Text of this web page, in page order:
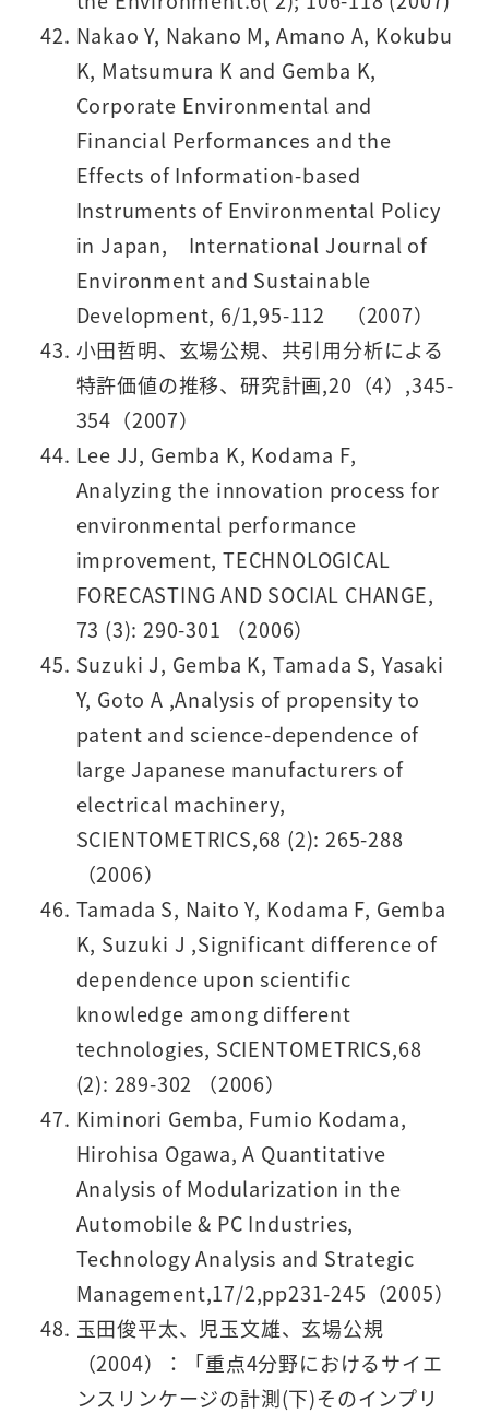
Nakao Y, Nakano M, Amano A, Kokubu
K, Matsumura K and Gemba K,
Corporate Environmental and
Financial Performances and the
Effects of Information-based
Instruments of Environmental Policy
in Japan, International Journal of
Environment and Sustainable
Development, 6/1,95-112 （2007）
小田哲明、玄場公規、共引用分析による
特許価値の推移、研究計画,20（4）,345-
354（2007）
Lee JJ, Gemba K, Kodama F,
Analyzing the innovation process for
environmental performance
improvement, TECHNOLOGICAL
FORECASTING AND SOCIAL CHANGE,
73 (3): 290-301 （2006）
Suzuki J, Gemba K, Tamada S, Yasaki
Y, Goto A ,Analysis of propensity to
patent and science-dependence of
large Japanese manufacturers of
electrical machinery,
SCIENTOMETRICS,68 (2): 265-288
（2006）
Tamada S, Naito Y, Kodama F, Gemba
K, Suzuki J ,Significant difference of
dependence upon scientific
knowledge among different
technologies, SCIENTOMETRICS,68
(2): 289-302 （2006）
Kiminori Gemba, Fumio Kodama,
Hirohisa Ogawa, A Quantitative
Analysis of Modularization in the
Automobile & PC Industries,
Technology Analysis and Strategic
Management,17/2,pp231-245（2005）
玉田俊平太、児玉文雄、玄場公規
（2004）：「重点4分野におけるサイエ
ンスリンケージの計測(下)そのインプリ